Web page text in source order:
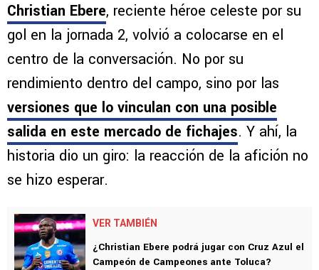
Christian Ebere, reciente héroe celeste por su
gol en la jornada 2, volvió a colocarse en el
centro de la conversación. No por su
rendimiento dentro del campo, sino por las
versiones que lo vinculan con una posible
salida en este mercado de fichajes. Y ahí, la
historia dio un giro: la reacción de la afición no
se hizo esperar.
VER TAMBIÉN
¿Christian Ebere podrá jugar con Cruz Azul el
Campeón de Campeones ante Toluca?